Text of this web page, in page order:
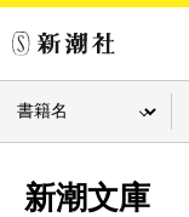
新潮文庫